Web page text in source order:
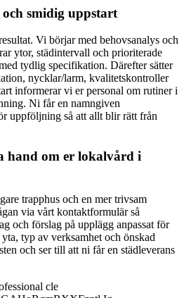
smidig uppstart
Vi börjar med behovsanalys och
ytor, städintervall och prioriterade
tydlig specifikation. Därefter sätter
nycklar/larm, kvalitetskontroller
informerar vi er personal om rutiner i
Ni får en namngiven
uppföljning så att allt blir rätt från
hand om er lokalvård i
trapphus och en mer trivsam
via vårt kontaktformulär så
och förslag på upplägg anpassat för
typ av verksamhet och önskad
och ser till att ni får en städleverans